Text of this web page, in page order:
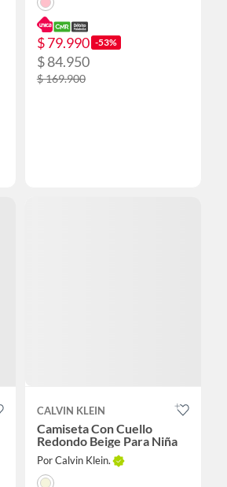
$ 79.990 -53%
$ 84.950
$ 169.900
CALVIN KLEIN
Camiseta Con Cuello
Redondo Beige Para Niña
Por Calvin Klein.